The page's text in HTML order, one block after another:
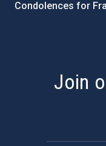
Condolences for
Join